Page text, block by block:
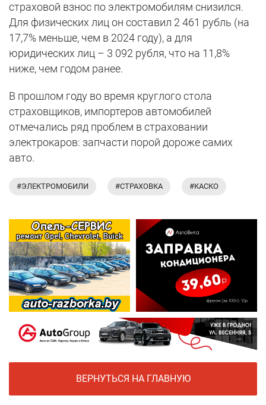
страховой взнос по электромобилям снизился.
Для физических лиц он составил 2 461 рубль (на
17,7% меньше, чем в 2024 году), а для
юридических лиц – 3 092 рубля, что на 11,8%
ниже, чем годом ранее.
В прошлом году во время круглого стола
страховщиков, импортеров автомобилей
отмечались ряд проблем в страховании
электрокаров: запчасти порой дороже самих
авто.
#ЭЛЕКТРОМОБИЛИ #СТРАХОВКА #КАСКО
ВЕРНУТЬСЯ НА ГЛАВНУЮ